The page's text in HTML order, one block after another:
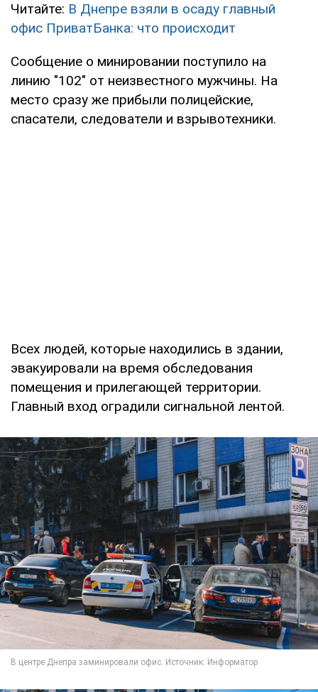
Читайте: В Днепре взяли в осаду главный
офис ПриватБанка: что происходит
Сообщение о минировании поступило на
линию "102" от неизвестного мужчины. На
место сразу же прибыли полицейские,
спасатели, следователи и взрывотехники.
Всех людей, которые находились в здании,
эвакуировали на время обследования
помещения и прилегающей территории.
Главный вход оградили сигнальной лентой.